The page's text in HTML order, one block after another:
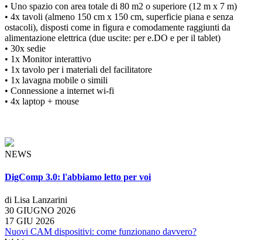
• Uno spazio con area totale di 80 m2 o superiore (12 m x 7 m)
• 4x tavoli (almeno 150 cm x 150 cm, superficie piana e senza
ostacoli), disposti come in figura e comodamente raggiunti da
alimentazione elettrica (due uscite: per e.DO e per il tablet)
• 30x sedie
• 1x Monitor interattivo
• 1x tavolo per i materiali del facilitatore
• 1x lavagna mobile o simili
• Connessione a internet wi-fi
• 4x laptop + mouse
NEWS
DigComp 3.0: l'abbiamo letto per voi
di Lisa Lanzarini
30 GIUGNO 2026
17 GIU 2026
Nuovi CAM dispositivi: come funzionano davvero?